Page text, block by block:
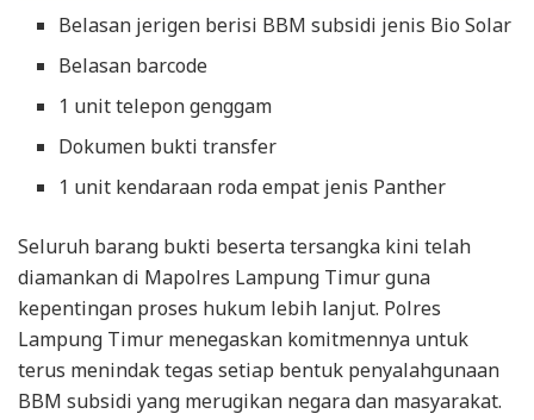
Belasan jerigen berisi BBM subsidi jenis Bio Solar
Belasan barcode
1 unit telepon genggam
Dokumen bukti transfer
1 unit kendaraan roda empat jenis Panther
Seluruh barang bukti beserta tersangka kini telah
diamankan di Mapolres Lampung Timur guna
kepentingan proses hukum lebih lanjut. Polres
Lampung Timur menegaskan komitmennya untuk
terus menindak tegas setiap bentuk penyalahgunaan
BBM subsidi yang merugikan negara dan masyarakat.